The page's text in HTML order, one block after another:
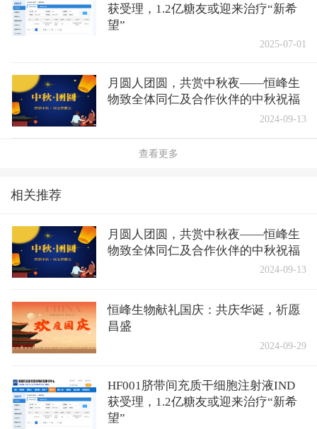
获受理，1.2亿糖友或迎来治疗“新希
望”
2025-07-01
月圆人团圆，共赏中秋夜——恒峰生
物致全体同仁及合作伙伴的中秋祝福
2024-09-13
查看更多
相关推荐
月圆人团圆，共赏中秋夜——恒峰生
物致全体同仁及合作伙伴的中秋祝福
2024-09-13
恒峰生物献礼国庆：共庆华诞，祈愿
昌盛
2024-09-29
HF001脐带间充质干细胞注射液IND
获受理，1.2亿糖友或迎来治疗“新希
望”